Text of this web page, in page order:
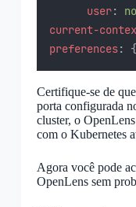
user:
current-
preferences:
Certifique-se de
porta configurada
cluster, o
com o Kubernetes
Agora você pode
OpenLens sem